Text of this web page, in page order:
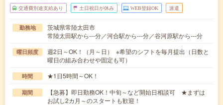
交通費別途支給あり 土日祝日が休み WEB登録OK 派遣
勤務地
茨城県常陸太田市
常陸太田駅から---分／河合駅から---分／谷河原駅から---分
曜日頻度
週2日～OK！（月～日） ※希望のシフトを毎月提出（日数と
曜日の組み合わせや固定も可）
時間 ★1日5時間～OK！
期間
【急募】即日勤務OK！中旬～など開始日相談可 ★まずは
お試し2カ月～のスタートも歓迎！